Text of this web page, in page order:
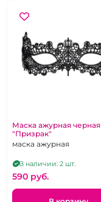
Маска ажурная черная
"Призрак"
маска ажурная
В наличии: 2 шт.
590 pуб.